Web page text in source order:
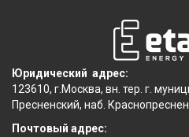
Юридический адрес:
123610, г.Москва, вн. тер. г.
Пресненский, наб.
Почтовый адрес: